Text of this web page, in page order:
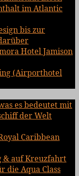
im Atlantic
bis zur
Hotel Jamison
(Airporthotel
es bedeutet mit
der Welt
Caribbean
& auf Kreuzfahrt
die Aqua Class